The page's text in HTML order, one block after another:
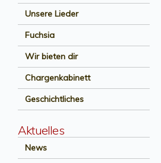
Unsere Lieder
Fuchsia
Wir bieten dir
Chargenkabinett
Geschichtliches
Aktuelles
News